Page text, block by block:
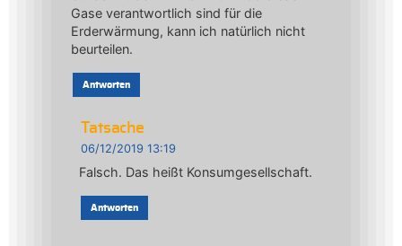
Gase verantwortlich sind für die
Erderwärmung, kann ich natürlich nicht
beurteilen.
Antworten
Tatsache
06/12/2019 13:19
Falsch. Das heißt Konsumgesellschaft.
Antworten